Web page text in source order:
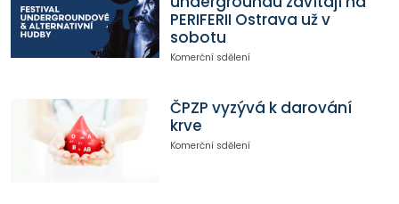
PERIFERII Ostrava už v
sobotu
Komerční sdělení
ČPZP vyzývá k darování
krve
Komerční sdělení